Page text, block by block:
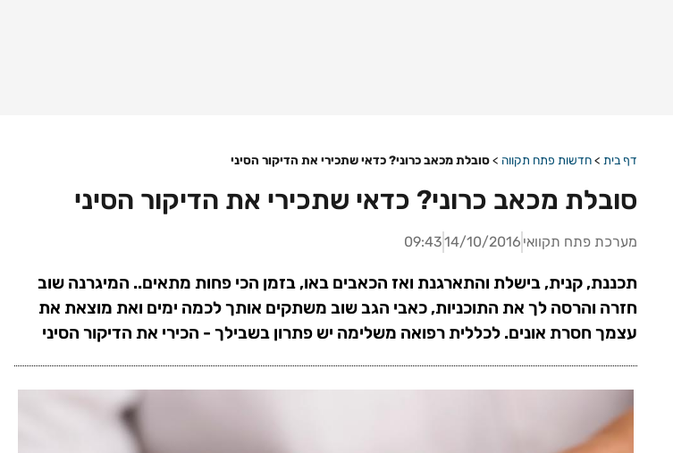
דף בית >חדשות פתח תקווה >סובלת מכאב כרוני? כדאי שתכירי את הדיקור הסיני
סובלת מכאב כרוני? כדאי שתכירי את הדיקור הסיני
מערכת פתח תקוואי 14/10/2016
09:43
תכננת, קנית, בישלת והתארגנת ואז הכאבים באו, בזמן הכי פחות מתאים.. המיגרנה שוב
חזרה והרסה לך את התוכניות, כאבי הגב שוב משתקים אותך לכמה ימים ואת מוצאת את
עצמך חסרת אונים. לכללית רפואה משלימה יש פתרון בשבילך - הכירי את הדיקור הסיני